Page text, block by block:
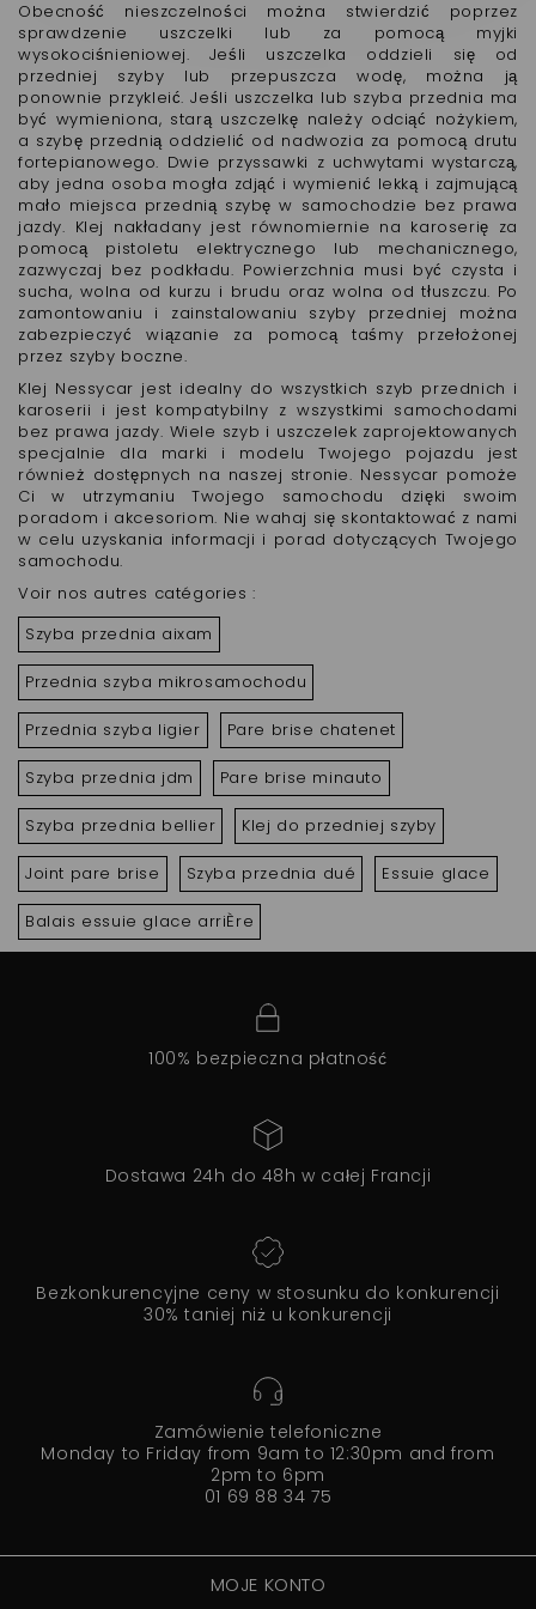
Obecność nieszczelności można stwierdzić poprzez
sprawdzenie uszczelki lub za pomocą myjki
wysokociśnieniowej. Jeśli uszczelka oddzieli się od
przedniej szyby lub przepuszcza wodę, można ją
ponownie przykleić. Jeśli uszczelka lub szyba przednia ma
być wymieniona, starą uszczelkę należy odciąć nożykiem,
a szybę przednią oddzielić od nadwozia za pomocą drutu
fortepianowego. Dwie przyssawki z uchwytami wystarczą,
aby jedna osoba mogła zdjąć i wymienić lekką i zajmującą
mało miejsca przednią szybę w samochodzie bez prawa
jazdy. Klej nakładany jest równomiernie na karoserię za
pomocą pistoletu elektrycznego lub mechanicznego,
zazwyczaj bez podkładu. Powierzchnia musi być czysta i
sucha, wolna od kurzu i brudu oraz wolna od tłuszczu. Po
zamontowaniu i zainstalowaniu szyby przedniej można
zabezpieczyć wiązanie za pomocą taśmy przełożonej
przez szyby boczne.
Klej Nessycar jest idealny do wszystkich szyb przednich i
karoserii i jest kompatybilny z wszystkimi samochodami
bez prawa jazdy. Wiele szyb i uszczelek zaprojektowanych
specjalnie dla marki i modelu Twojego pojazdu jest
również dostępnych na naszej stronie. Nessycar pomoże
Ci w utrzymaniu Twojego samochodu dzięki swoim
poradom i akcesoriom. Nie wahaj się skontaktować z nami
w celu uzyskania informacji i porad dotyczących Twojego
samochodu.
Voir nos autres catégories :
Szyba przednia aixam
Przednia szyba mikrosamochodu
Przednia szyba ligier Pare brise chatenet
Szyba przednia jdm Pare brise minauto
Szyba przednia bellier Klej do przedniej szyby
Joint pare brise Szyba przednia dué Essuie glace
Balais essuie glace arriÈre
100% bezpieczna płatność
Dostawa 24h do 48h w całej Francji
Bezkonkurencyjne ceny w stosunku do konkurencji
30% taniej niż u konkurencji
Zamówienie telefoniczne
Monday to Friday from 9am to 12:30pm and from
2pm to 6pm
01 69 88 34 75
MOJE KONTO